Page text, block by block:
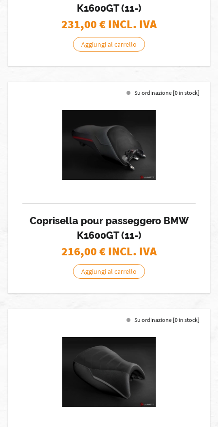
K1600GT (11-)
231,00€ INCL. IVA
Aggiungi al carrello
Su ordinazione [0 in stock]
Coprisella pour passeggero BMW
K1600GT (11-)
216,00€ INCL. IVA
Aggiungi al carrello
Su ordinazione [0 in stock]